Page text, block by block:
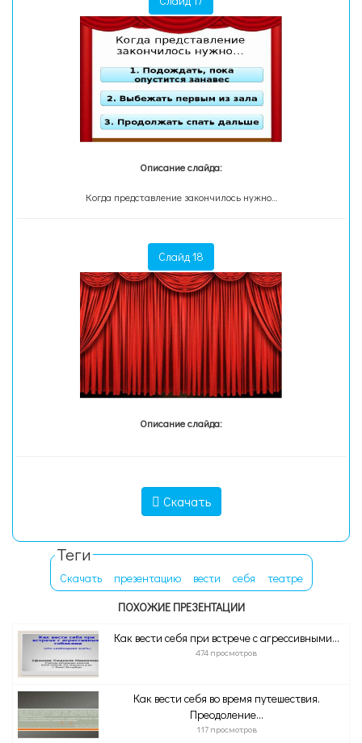
Описание слайда:
Когда представление закончилось нужно…
Слайд 18
Описание слайда:
Скачать
Теги
Скачать презентацию вести себя
театре
ПОХОЖИЕ ПРЕЗЕНТАЦИИ
Как вести себя при встрече с агрессивными...
474 просмотров
Как вести себя во время путешествия.
Преодоление...
117 просмотров